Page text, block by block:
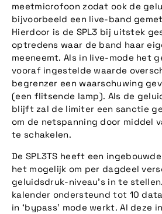
meetmicrofoon zodat ook de
bijvoorbeeld een live-band
Hierdoor is de SPL3 bij uitstek
optredens waar de band haar
meeneemt. Als in live-mode het
vooraf ingestelde waarde
begrenzer een waarschuwing
(een flitsende lamp). Als de
blijft zal de limiter een sanctie
om de netspanning door middel
te schakelen.
De SPL3TS heeft een
het mogelijk om per dagdeel
geluidsdruk-niveau’s in te
kalender ondersteund tot 10
in ‘bypass’ mode werkt. Al deze